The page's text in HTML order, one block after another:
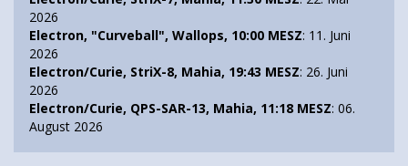
2026
Electron, "Curveball", Wallops, 10:00 MESZ: 11. Juni
2026
Electron/Curie, StriX-8, Mahia, 19:43 MESZ: 26. Juni
2026
Electron/Curie, QPS-SAR-13, Mahia, 11:18 MESZ: 06.
August 2026